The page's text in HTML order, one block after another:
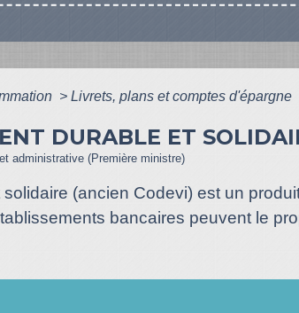
> Livrets, plans et comptes d'épargne
DURABLE ET
administrative (Première ministre)
(ancien Codevi) est un
bancaires peuvent le